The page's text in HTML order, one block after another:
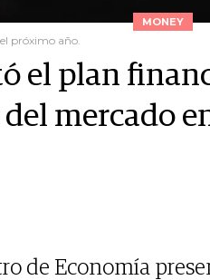
MONEY
próximo año.
el plan
mercado
de Economía